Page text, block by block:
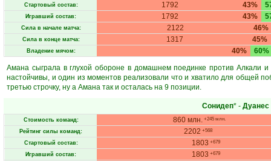
Стартовый состав: 43%
1792
Игравший состав: 43%
1792
Сила в начале матча: 46%
2122
Сила в конце матча: 45%
1317
Владение мячом: 40%
60%
Амана сыграла в глухой обороне в домашнем поединке против Алкали
настойчивы, и один из моментов реализовали что и хватило для общей
третью строчку, ну а Амана так и осталась на 9 позиции.
Сонидеп* - Дуанес
Стоимость команд: 860 млн. +245 млн.
Рейтинг силы команд: 2202 +568
Стартовый состав: 1803 +679
Игравший состав: 1803 +679